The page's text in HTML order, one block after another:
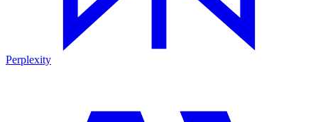
Perplexity